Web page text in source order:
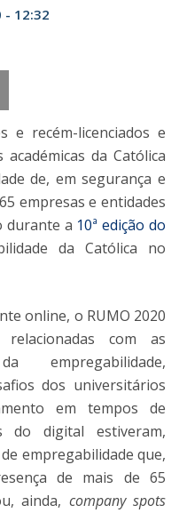
- 12:32
e recém-licenciados e
da Católica
de, em segurança e
empresas e entidades
durante a 10ª edição do
da Católica no
online, o RUMO 2020
com as
empregabilidade,
dos universitários
em tempos de
do digital estiveram,
empregabilidade que,
de mais de 65
ainda, company spots